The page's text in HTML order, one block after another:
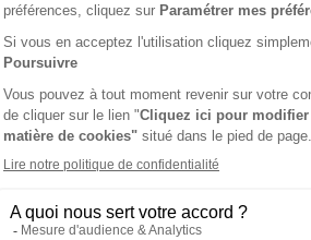
l’actualité des communes de
dans un format très pratique), vous
région de MORTAGNE AU PERCHE.